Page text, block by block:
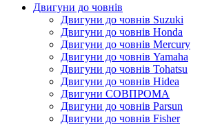
Двигуни до човнів
Двигуни до човнів Suzuki
Двигуни до човнів Honda
Двигуни до човнів Mercury
Двигуни до човнів Yamaha
Двигуни до човнів Tohatsu
Двигуни до човнів Hidea
Двигуни СОВПРОМА
Двигуни до човнів Parsun
Двигуни до човнів Fisher